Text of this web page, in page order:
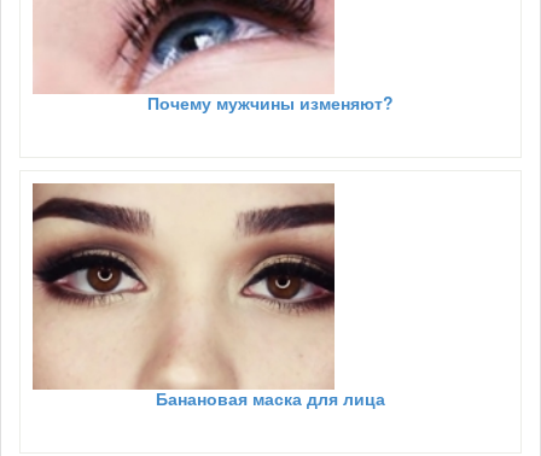
Почему мужчины изменяют?
Банановая маска для лица